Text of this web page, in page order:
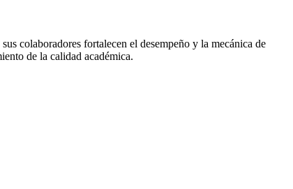
colaboradores fortalecen el desempeño y la mecánica de
de la calidad académica.